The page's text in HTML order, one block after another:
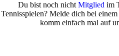
Du bist noch nicht Mitglied im
Tennisspielen? Melde dich bei
komm einfach mal auf